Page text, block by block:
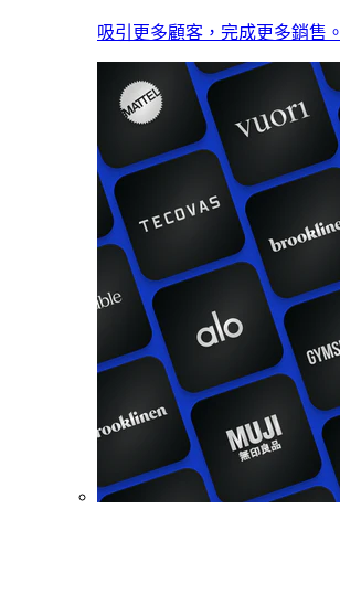
吸引更多顧客，完成更多銷售。